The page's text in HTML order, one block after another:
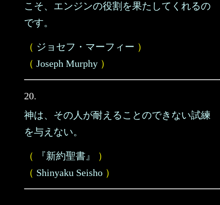
こそ、エンジンの役割を果たしてくれるの
です。
（ ジョセフ・マーフィー ）
（ Joseph Murphy ）
20.
神は、その人が耐えることのできない試練
を与えない。
（ 『新約聖書』
）
（ Shinyaku Seisho ）